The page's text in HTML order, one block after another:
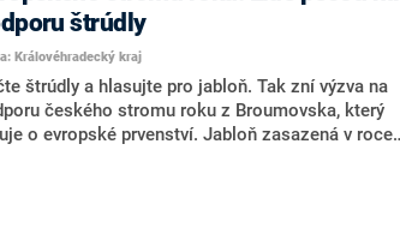
štrúdly
Královéhradecký kraj
štrúdly a hlasujte pro jabloň. Tak zní výzva na
českého stromu roku z Broumovska, který
o evropské prvenství. Jabloň zasazená v roce